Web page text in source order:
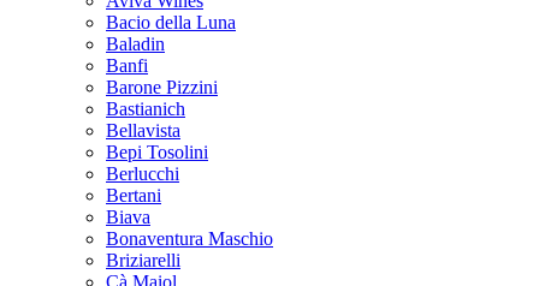
Bacio della Luna
Baladin
Banfi
Barone Pizzini
Bastianich
Bellavista
Bepi Tosolini
Berlucchi
Bertani
Biava
Bonaventura Maschio
Briziarelli
Cà Maiol